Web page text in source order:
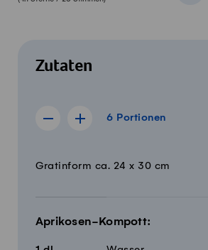
Zutaten
6 Portionen
Rezept für 5 Portionen
Rezept für 7 Portionen
6 Portionen
MengeZutaten
Gratinform ca. 24 x 30 cm
Aprikosen-Kompott: